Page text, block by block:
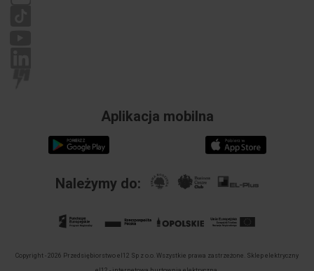
Aplikacja mobilna
Należymy do:
Copyright - 2026 Przedsiębiorstwo el12 Sp z o.o. Wszystkie prawa zastrzeżone. Sklep elektryczny